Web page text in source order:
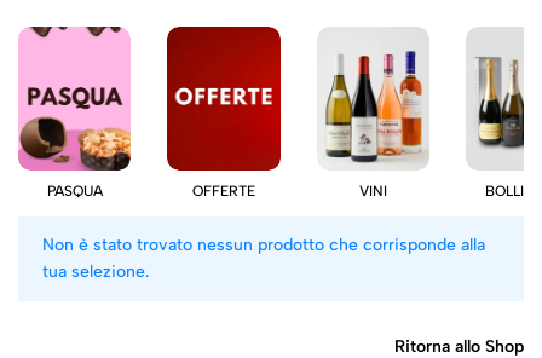
PASQUA OFFERTE VINI
Non è stato trovato nessun prodotto che corrisponde alla
tua selezione.
Ritorna allo Shop